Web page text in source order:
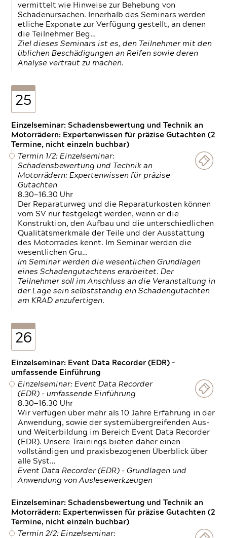
vermittelt wie Hinweise zur Behebung von
Schadenursachen. Innerhalb des Seminars werden
etliche Exponate zur Verfügung gestellt, an denen
die Teilnehmer Beg…
Ziel dieses Seminars ist es, den Teilnehmer mit den
üblichen Beschädigungen an Reifen sowie deren
Analyse vertraut zu machen.
25
Einzelseminar: Schadensbewertung und Technik an
Motorrädern: Expertenwissen für präzise Gutachten (2
Termine, nicht einzeln buchbar)
Termin 1/2: Einzelseminar:
Schadensbewertung und Technik an
Motorrädern: Expertenwissen für präzise
Gutachten
8.30—16.30 Uhr
Der Reparaturweg und die Reparaturkosten können
vom SV nur festgelegt werden, wenn er die
Konstruktion, den Aufbau und die unterschiedlichen
Qualitätsmerkmale der Teile und der Ausstattung
des Motorrades kennt. Im Seminar werden die
wesentlichen Gru…
Im Seminar werden die wesentlichen Grundlagen
eines Schadengutachtens erarbeitet. Der
Teilnehmer soll im Anschluss an die Veranstaltung in
der Lage sein selbstständig ein Schadengutachten
am KRAD anzufertigen.
26
Einzelseminar: Event Data Recorder (EDR) –
umfassende Einführung
Einzelseminar: Event Data Recorder
(EDR) – umfassende Einführung
8.30—16.30 Uhr
Wir verfügen über mehr als 10 Jahre Erfahrung in der
Anwendung, sowie der systemübergreifenden Aus-
und Weiterbildung im Bereich Event Data Recorder
(EDR). Unsere Trainings bieten daher einen
vollständigen und praxisbezogenen Überblick über
alle Syst…
Event Data Recorder (EDR) – Grundlagen und
Anwendung von Auslesewerkzeugen
Einzelseminar: Schadensbewertung und Technik an
Motorrädern: Expertenwissen für präzise Gutachten (2
Termine, nicht einzeln buchbar)
Termin 2/2: Einzelseminar: